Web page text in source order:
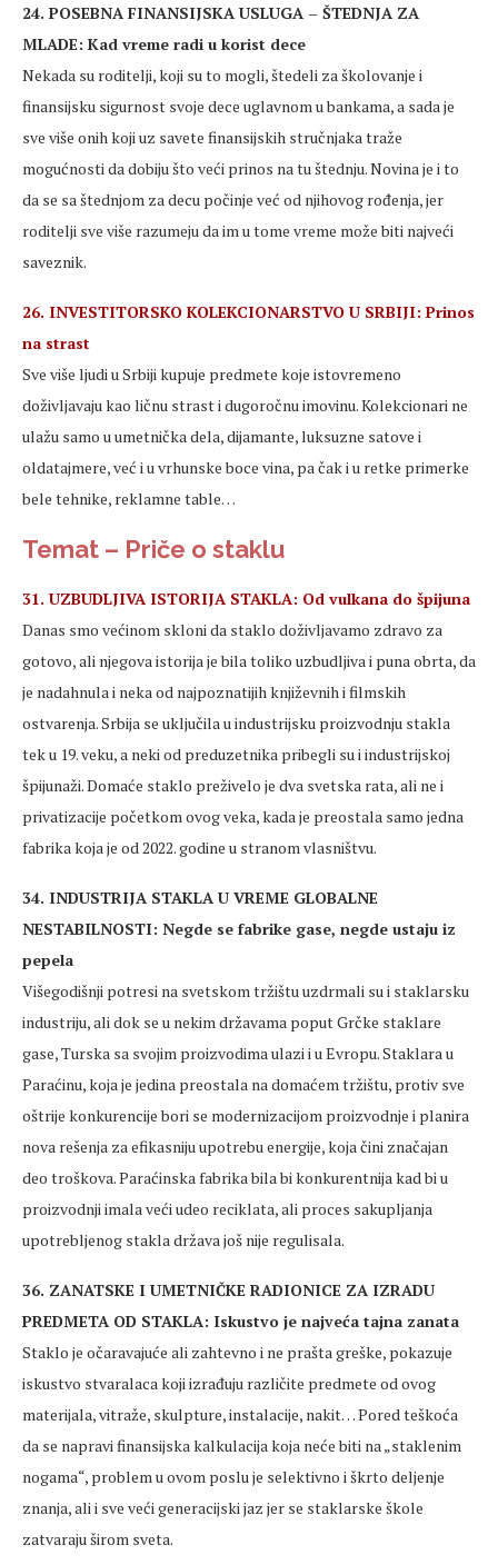
24. POSEBNA FINANSIJSKA USLUGA – ŠTEDNJA ZA
MLADE: Kad vreme radi u korist dece
Nekada su roditelji, koji su to mogli, štedeli za školovanje i
finansijsku sigurnost svoje dece uglavnom u bankama, a sada je
sve više onih koji uz savete finansijskih stručnjaka traže
mogućnosti da dobiju što veći prinos na tu štednju. Novina je i to
da se sa štednjom za decu počinje već od njihovog rođenja, jer
roditelji sve više razumeju da im u tome vreme može biti najveći
saveznik.
26. INVESTITORSKO KOLEKCIONARSTVO U SRBIJI: Prinos
na strast
Sve više ljudi u Srbiji kupuje predmete koje istovremeno
doživljavaju kao ličnu strast i dugoročnu imovinu. Kolekcionari ne
ulažu samo u umetnička dela, dijamante, luksuzne satove i
oldatajmere, već i u vrhunske boce vina, pa čak i u retke primerke
bele tehnike, reklamne table…
Temat – Priče o staklu
31. UZBUDLJIVA ISTORIJA STAKLA: Od vulkana do špijuna
Danas smo većinom skloni da staklo doživljavamo zdravo za
gotovo, ali njegova istorija je bila toliko uzbudljiva i puna obrta, da
je nadahnula i neka od najpoznatijih književnih i filmskih
ostvarenja. Srbija se uključila u industrijsku proizvodnju stakla
tek u 19. veku, a neki od preduzetnika pribegli su i industrijskoj
špijunaži. Domaće staklo preživelo je dva svetska rata, ali ne i
privatizacije početkom ovog veka, kada je preostala samo jedna
fabrika koja je od 2022. godine u stranom vlasništvu.
34. INDUSTRIJA STAKLA U VREME GLOBALNE
NESTABILNOSTI: Negde se fabrike gase, negde ustaju iz
pepela
Višegodišnji potresi na svetskom tržištu uzdrmali su i staklarsku
industriju, ali dok se u nekim državama poput Grčke staklare
gase, Turska sa svojim proizvodima ulazi i u Evropu. Staklara u
Paraćinu, koja je jedina preostala na domaćem tržištu, protiv sve
oštrije konkurencije bori se modernizacijom proizvodnje i planira
nova rešenja za efikasniju upotrebu energije, koja čini značajan
deo troškova. Paraćinska fabrika bila bi konkurentnija kad bi u
proizvodnji imala veći udeo reciklata, ali proces sakupljanja
upotrebljenog stakla država još nije regulisala.
36. ZANATSKE I UMETNIČKE RADIONICE ZA IZRADU
PREDMETA OD STAKLA: Iskustvo je najveća tajna zanata
Staklo je očaravajuće ali zahtevno i ne prašta greške, pokazuje
iskustvo stvaralaca koji izrađuju različite predmete od ovog
materijala, vitraže, skulpture, instalacije, nakit… Pored teškoća
da se napravi finansijska kalkulacija koja neće biti na „staklenim
nogama“, problem u ovom poslu je selektivno i škrto deljenje
znanja, ali i sve veći generacijski jaz jer se staklarske škole
zatvaraju širom sveta.